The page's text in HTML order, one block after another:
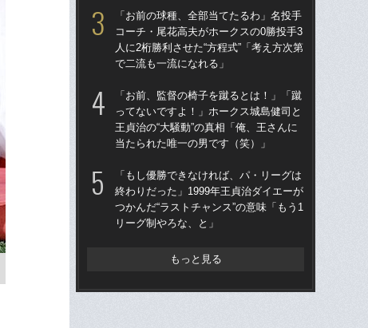
「お前の球種、全部当てたるわ」名投手
コーチ・尾花高夫がホークスの0勝投手3
人に2桁勝利させた“方程式”「考え方次第
で二流も一流になれる」
「お前、監督の椅子を蹴るとは！」「蹴
ってないですよ！」ホークス城島健司と
王貞治の“大騒動”の真相「俺、王さんに
当たられた唯一の男です（笑）」
「もし優勝できなければ、パ・リーグは
終わりだった」1999年王貞治ダイエーが
つかんだ“ラストチャンス”の意味「もう1
リーグ制やろな、と」
もっと見る